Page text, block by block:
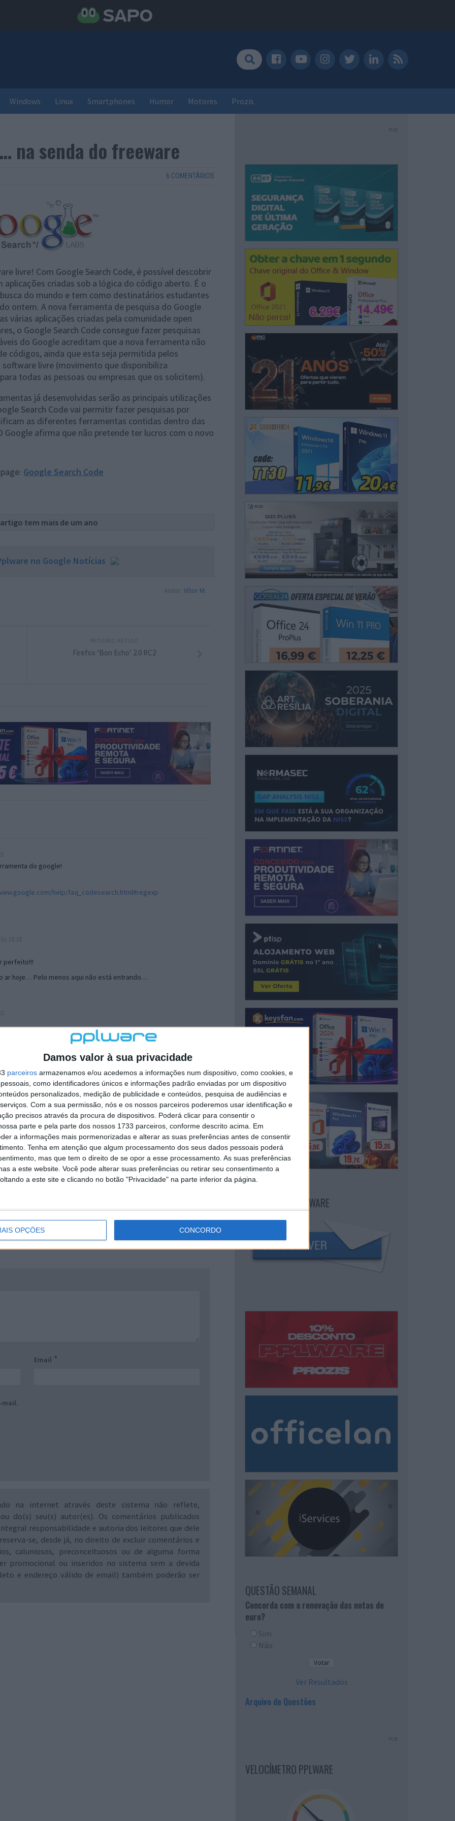
Damos valor à sua privacidade
parceiros armazenamos e/ou acedemos a informações num dispositivo, como cookies, e
como identificadores únicos e informações padrão enviadas por um dispositivo
personalizados, medição de publicidade e conteúdos, pesquisa de audiências e
Com a sua permissão, nós e os nossos parceiros poderemos usar identificação e
precisos através da procura de dispositivos. Poderá clicar para consentir o
parte e pela parte dos nossos 1733 parceiros, conforme descrito acima. Em
a informações mais pormenorizadas e alterar as suas preferências antes de consentir
Tenha em atenção que algum processamento dos seus dados pessoais poderá
mas que tem o direito de se opor a esse processamento. As suas preferências
a este website. Você pode alterar suas preferências ou retirar seu consentimento a
a este site e clicando no botão "Privacidade" na parte inferior da página.
OPÇÕES CONCORDO
Windows Linux Smartphones Humor Motores Prozis
na senda do freeware
6 COMENTÁRIOS
livre! Com Google Search Code, é possível descobrir
criadas sob a lógica do código aberto. É o
do mundo e tem como destinatários estudantes
ontem. A nova ferramenta de pesquisa do Google
várias aplicações criadas pela comunidade open
o Google Search Code consegue fazer pesquisas
do Google acreditam que a nova ferramenta não
códigos, ainda que esta seja permitida pelos
livre (movimento que disponibiliza
todas as pessoas ou empresas que os solicitem).
já desenvolvidas serão as principais utilizações
Search Code vai permitir fazer pesquisas por
as diferentes ferramentas contidas dentro das
Google afirma que não pretende ter lucros com o novo
Google Search Code
tem mais de um ano
no Google Notícias
Autor: Vítor M.
Firefox ‘Bon Echo’ 2.0 RC2
do google!
help/faq_codesearch.html#regexp
perfeito!!!
ar hoje… Pelo menos aqui não está entrando…
02:06
que vou usar todos os dias tanto como a sua pagina principal
Eu costumo ver e ler algumas das coisas de que são aqui
expor alguma questão. gostaria que alguém me podesse
a todos
Email *
mail.
na internet através deste sistema não reflete,
do(s) seu(s) autor(es). Os comentários publicados
responsabilidade e autoria dos leitores que dele
se, desde já, no direito de excluir comentários e
caluniosos, preconceituosos ou de alguma forma
promocional ou inseridos no sistema sem a devida
e endereço válido de email) também poderão ser
PUB
NEWSLETTER PPLWARE
QUESTÃO SEMANAL
Concorda com a renovação das notas de
euro?
Sim
Não
Ver Resultados
Arquivo de Questões
PUB
VELOCÍMETRO PPLWARE